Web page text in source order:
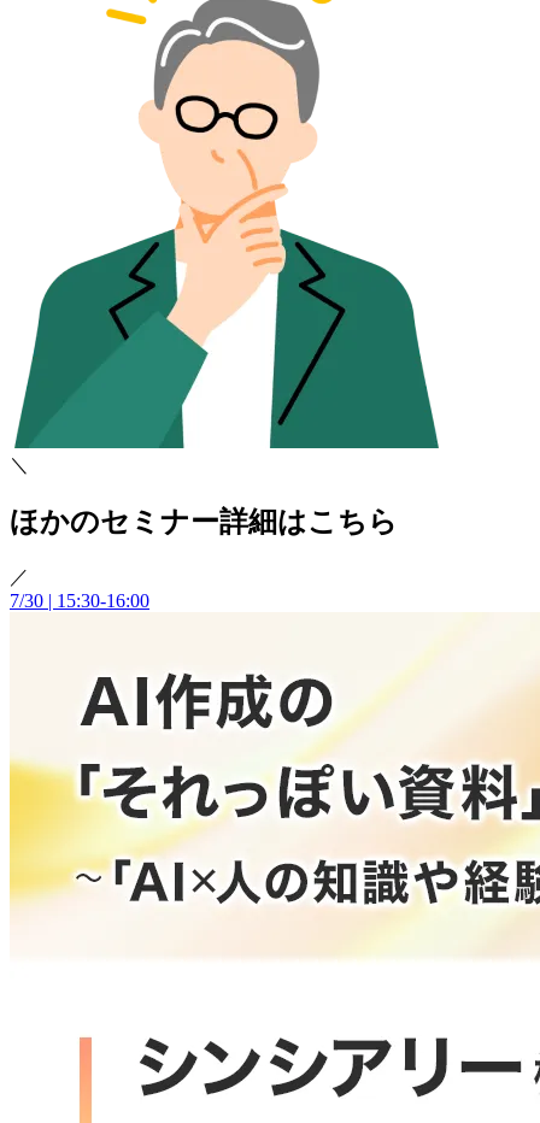
＼
ほかのセミナー詳細はこちら
／
7/30 | 15:30-16:00